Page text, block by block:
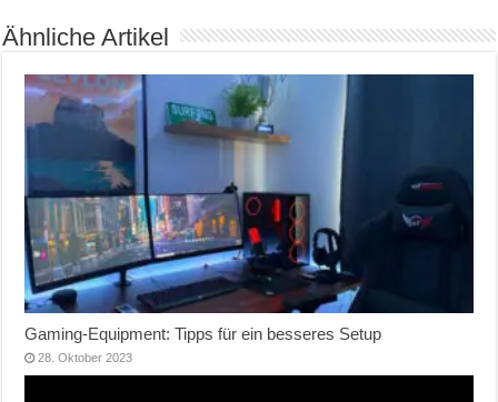
Ähnliche Artikel
Gaming-Equipment: Tipps für ein besseres Setup
28. Oktober 2023